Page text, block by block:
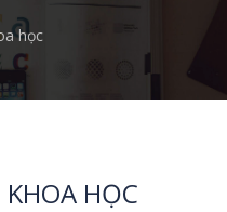
học
HỌC